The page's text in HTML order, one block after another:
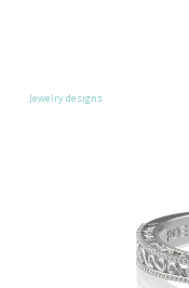
Jewelry designs